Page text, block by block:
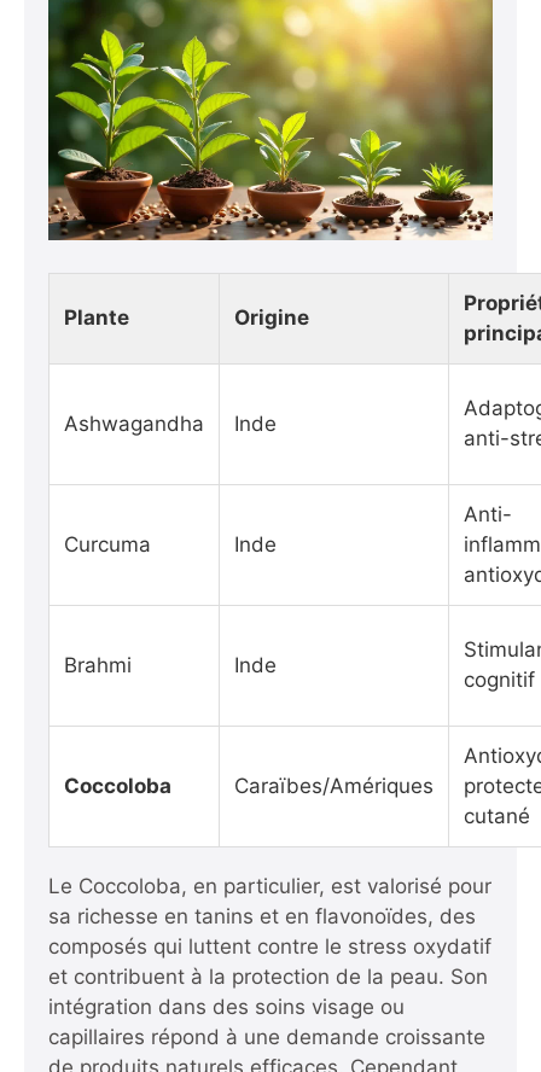
Plante Origine
Ashwagandha Inde
anti-
Curcuma Inde
Anti-
Brahmi Inde
cognitif
Coccoloba Caraïbes/Amériques
cutané
Le Coccoloba, en particulier, est valorisé pour
sa richesse en tanins et en flavonoïdes, des
composés qui luttent contre le stress oxydatif
et contribuent à la protection de la peau. Son
intégration dans des soins visage ou
capillaires répond à une demande croissante